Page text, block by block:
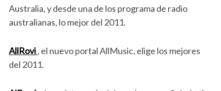
Australia, y desde una de los programa de radio
australianas, lo mejor del 2011.
AllRovi, el nuevo portal AllMusic, elige los mejores
del 2011.